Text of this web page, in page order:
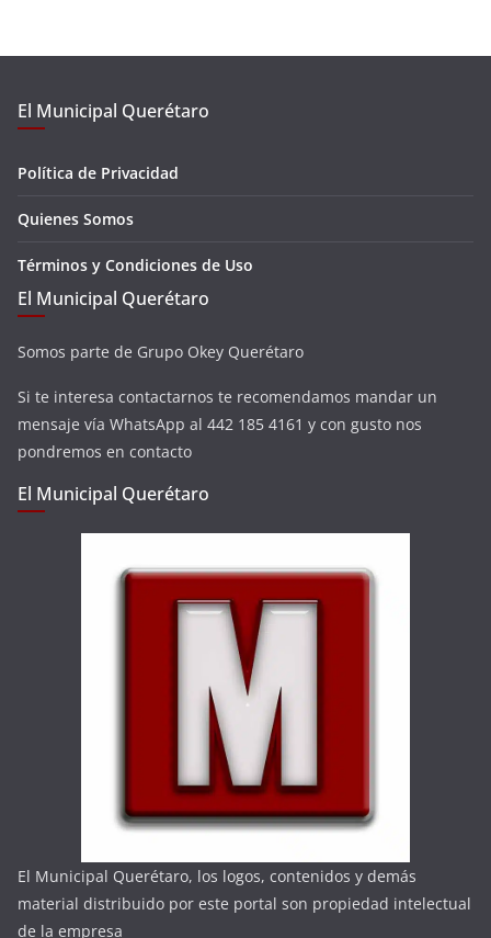
El Municipal Querétaro
Política de Privacidad
Quienes Somos
Términos y Condiciones de Uso
El Municipal Querétaro
Somos parte de Grupo Okey Querétaro
Si te interesa contactarnos te recomendamos mandar un
mensaje vía WhatsApp al 442 185 4161 y con gusto nos
pondremos en contacto
El Municipal Querétaro
El Municipal Querétaro, los logos, contenidos y demás
material distribuido por este portal son propiedad intelectual
de la empresa